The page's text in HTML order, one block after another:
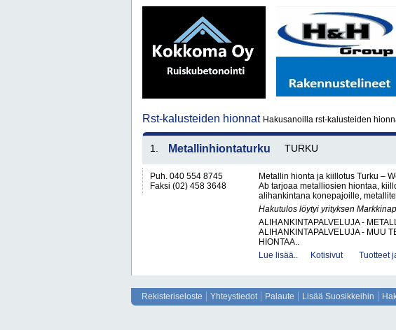
Rst-kalusteiden hionnat Hakusanoilla rst-kalusteiden
1. Metallinhiontaturku TURKU
Puh. 040 554 8745
Faksi (02) 458 3648
Metallin hionta ja kiillotus Turku –
Ab tarjoaa metalliosien hiontaa,
alihankintana konepajoille,
Hakutulos löytyi yrityksen
ALIHANKINTAPALVELUJA -
ALIHANKINTAPALVELUJA - MUU
HIONTAA..
Lue lisää..
Kotisivut Tuotteet
Rekisteriseloste Yhteystiedot Palaute Lisää Suosikkeihin